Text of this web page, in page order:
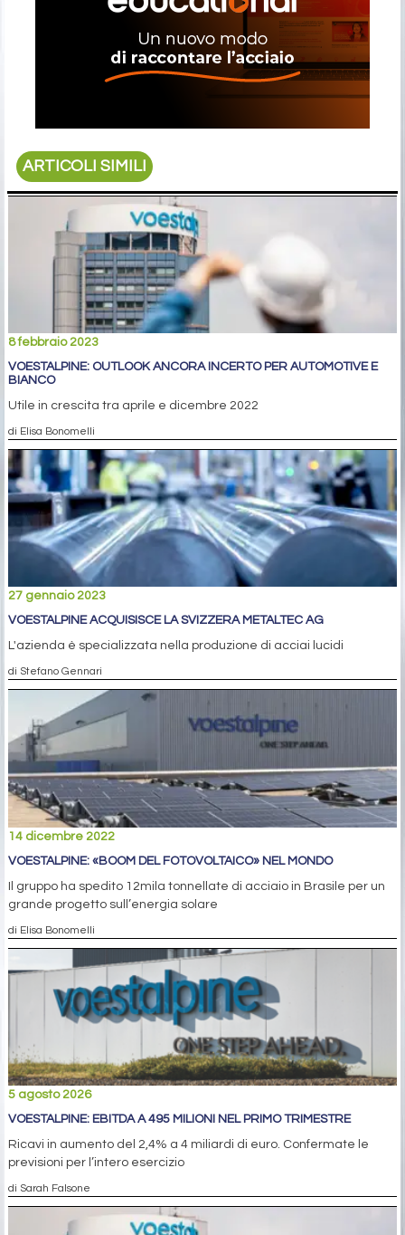
ARTICOLI SIMILI
8 febbraio 2023
VOESTALPINE: OUTLOOK ANCORA INCERTO PER AUTOMOTIVE E
BIANCO
Utile in crescita tra aprile e dicembre 2022
di Elisa Bonomelli
27 gennaio 2023
VOESTALPINE ACQUISISCE LA SVIZZERA METALTEC AG
L'azienda è specializzata nella produzione di acciai lucidi
di Stefano Gennari
14 dicembre 2022
VOESTALPINE: «BOOM DEL FOTOVOLTAICO» NEL MONDO
Il gruppo ha spedito 12mila tonnellate di acciaio in Brasile per un
grande progetto sull’energia solare
di Elisa Bonomelli
5 agosto 2026
VOESTALPINE: EBITDA A 495 MILIONI NEL PRIMO TRIMESTRE
Ricavi in aumento del 2,4% a 4 miliardi di euro. Confermate le
previsioni per l’intero esercizio
di Sarah Falsone